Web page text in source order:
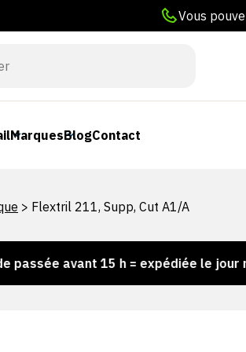
Vous
MarquesBlogContact
> Flextril 211, Supp, Cut A1/A
avant 15 h = expédiée le jour même